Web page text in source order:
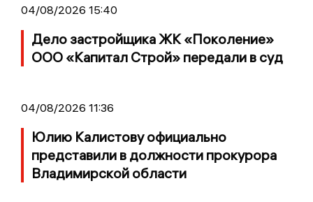
04/08/2026 15:40
Дело застройщика ЖК «Поколение»
ООО «Капитал Строй» передали в суд
04/08/2026 11:36
Юлию Калистову официально
представили в должности прокурора
Владимирской области